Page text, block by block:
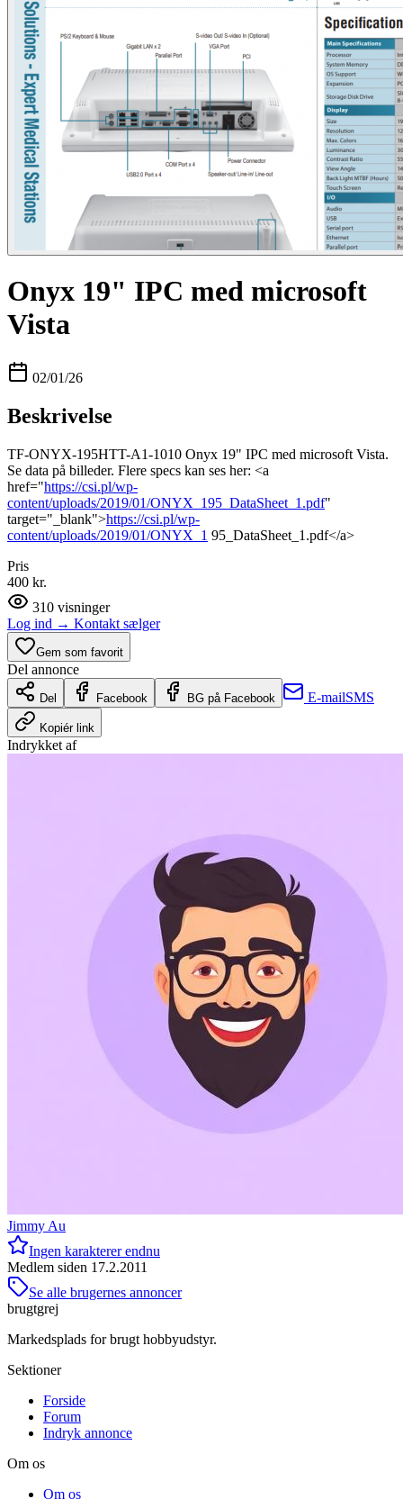
Onyx 19" IPC med microsoft
Vista
02/01/26
Beskrivelse
TF-ONYX-195HTT-A1-1010 Onyx 19" IPC med microsoft Vista.
Se data på billeder. Flere specs kan ses her: <a
href="https://csi.pl/wp-
content/uploads/2019/01/ONYX_195_DataSheet_1.pdf"
target="_blank">https://csi.pl/wp-
content/uploads/2019/01/ONYX_1 95_DataSheet_1.pdf</a>
Pris
400 kr.
310 visninger
Log ind → Kontakt sælger
Gem som favorit
Del annonce
Del Facebook BG på Facebook E-mailSMS
Kopiér link
Indrykket af
Jimmy Au
Ingen karakterer endnu
Medlem siden 17.2.2011
Se alle brugernes annoncer
brugtgrej
Markedsplads for brugt hobbyudstyr.
Sektioner
Forside
Forum
Indryk annonce
Om os
Om os